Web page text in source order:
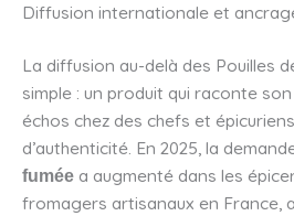
Diffusion internationale et
La diffusion au-delà des Pouilles
simple : un produit qui raconte
échos chez des chefs et
d’authenticité. En 2025, la
fumée a augmenté dans les
fromagers artisanaux en France,